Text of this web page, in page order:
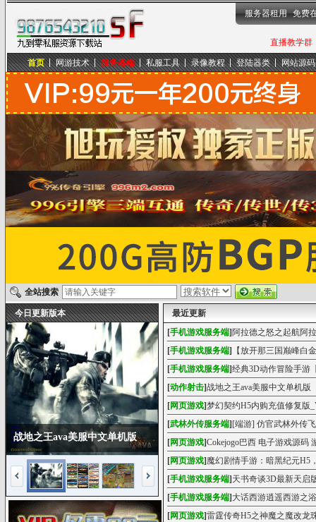
九到零私服资源下载站
直播教学群
服务器租用 免费
首页 网游技术 服务器端 私服工具 录像教程 登陆器类 网站源码
全站搜索
今日更新版本
战地之王ava美服中文单机版
最近更新
[手机游戏服务端]
[手机游戏服务端]
【放开那三国巅峰白
[手机游戏服务端]
[动作射击]战地之王ava美服中文单机版
[网页游戏]
[武林外传服务端] [端游] 仿官武林外传
[网页游戏]
[网页游戏] 魔幻剧情手游：暗黑纪元H5
[手机游戏服务端] 天书奇谈3D最新天启
[手机游戏服务端] 大话西游逍遥西游之
[网页游戏]